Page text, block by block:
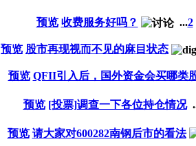
预览 收费服务好吗？ ...2
预览 股市再现视而不见的麻目状态
预览 QFII引入后，国外资金会买哪类
预览 [投票]调查一下各位持仓情况
预览 请大家对600282南钢后市的看法